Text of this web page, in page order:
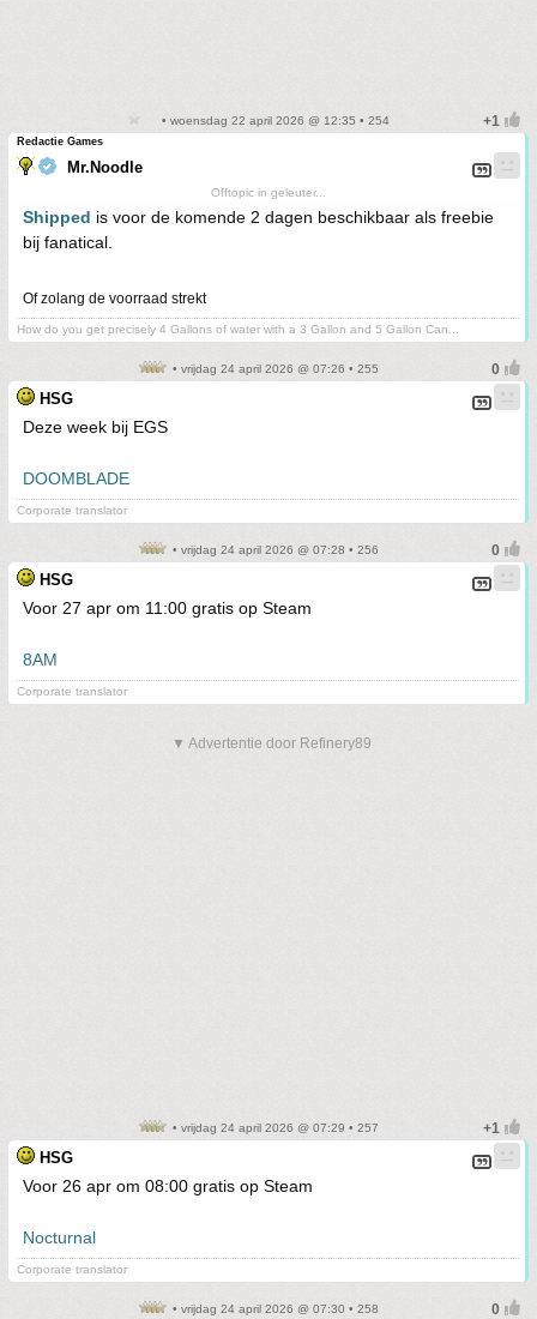
• woensdag 22 april 2026 @ 12:35 • 254
Redactie Games
Mr.Noodle
Offtopic in geleuter...
Shipped is voor de komende 2 dagen beschikbaar als freebie
bij fanatical.
Of zolang de voorraad strekt
How do you get precisely 4 Gallons of water with a 3 Gallon and 5 Gallon Can...
• vrijdag 24 april 2026 @ 07:26 • 255
HSG
Deze week bij EGS
DOOMBLADE
Corporate translator
• vrijdag 24 april 2026 @ 07:28 • 256
HSG
Voor 27 apr om 11:00 gratis op Steam
8AM
Corporate translator
▼ Advertentie door Refinery89
• vrijdag 24 april 2026 @ 07:29 • 257
HSG
Voor 26 apr om 08:00 gratis op Steam
Nocturnal
Corporate translator
• vrijdag 24 april 2026 @ 07:30 • 258